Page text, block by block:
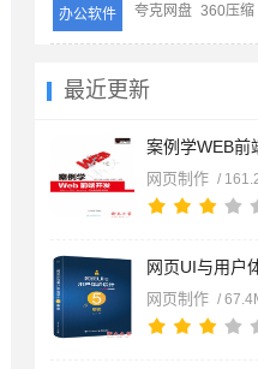
办公软件 夸克网盘 360压缩
最近更新
网页制作 /
网页制作 /